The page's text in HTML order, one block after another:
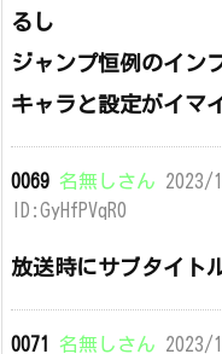
るし
ジャンプ恒例のイン
キャラと設定がイマ
0069 名無しさん 2023/
ID:GyHfPVqR0
放送時にサブタイト
0071 名無しさん 2023/